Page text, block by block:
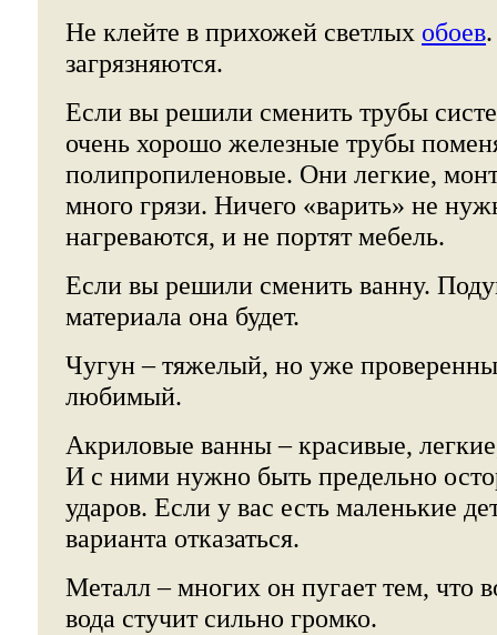
Не клейте в прихожей светлых обоев
загрязняются.
Если вы решили сменить трубы
очень хорошо железные трубы
полипропиленовые. Они легкие,
много грязи. Ничего «варить» не
нагреваются, и не портят мебель.
Если вы решили сменить ванну.
материала она будет.
Чугун – тяжелый, но уже
любимый.
Акриловые ванны – красивые,
И с ними нужно быть предельно
ударов. Если у вас есть маленькие
варианта отказаться.
Металл – многих он пугает тем, что
вода стучит сильно громко.